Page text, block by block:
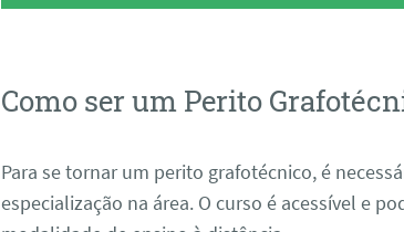
Como ser um Perito
Para se tornar um perito grafotécnico, é
especialização na área. O curso é acessível e